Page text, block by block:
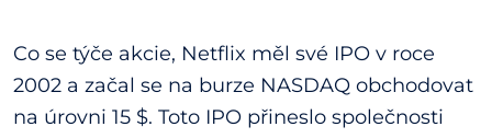
Co se týče akcie, Netflix měl své IPO v roce
2002 a začal se na burze NASDAQ obchodovat
na úrovni 15 $. Toto IPO přineslo společnosti